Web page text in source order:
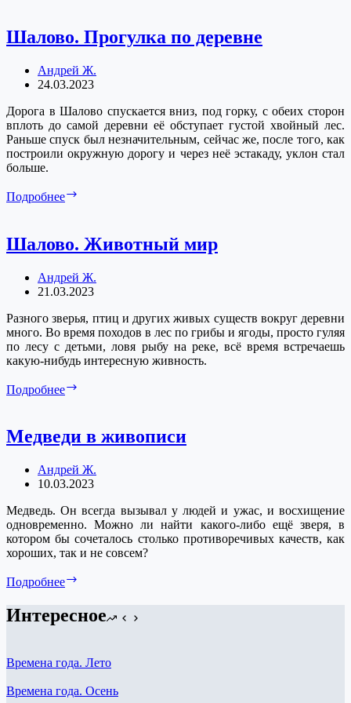
Шалово. Прогулка по деревне
Андрей Ж.
24.03.2023
Дорога в Шалово спускается вниз, под горку, с обеих сторон
вплоть до самой деревни её обступает густой хвойный лес.
Раньше спуск был незначительным, сейчас же, после того, как
построили окружную дорогу и через неё эстакаду, уклон стал
больше.
Подробнее
деревне
Шалово. Животный мир
Андрей Ж.
21.03.2023
Разного зверья, птиц и других живых существ вокруг деревни
много. Во время походов в лес по грибы и ягоды, просто гуляя
по лесу с детьми, ловя рыбу на реке, всё время встречаешь
какую-нибудь интересную живность.
Подробнее
Медведи в живописи
Андрей Ж.
10.03.2023
Медведь. Он всегда вызывал у людей и ужас, и восхищение
одновременно. Можно ли найти какого-либо ещё зверя, в
котором бы сочеталось столько противоречивых качеств, как
хороших, так и не совсем?
Подробнее
Интересное
Времена года. Лето
Времена года. Осень